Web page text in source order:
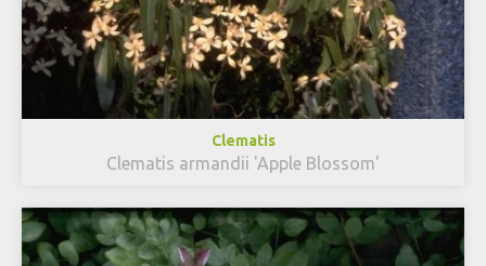
Clematis
Clematis armandii 'Apple Blossom'